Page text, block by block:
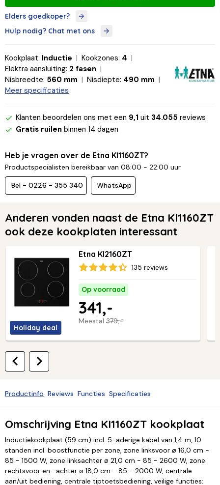
Elders goedkoper?
Hulp nodig? Chat met ons
Kookplaat: Inductie Kookzones: 4
Elektra aansluiting: 2 fasen
Nisbreedte: 560 mm Nisdiepte: 490 mm
Meer specificaties
Klanten beoordelen ons met een 9,1 uit 34.055 reviews
Gratis ruilen binnen 14 dagen
Heb je vragen over de Etna KI1160ZT?
Productspecialisten bereikbaar van 08:00 - 22:00 uur
Bel - 0226 - 355 340 WhatsApp
Anderen vonden naast de Etna KI1160ZT
ook deze kookplaten interessant
Holiday deal
Etna KI2160ZT
135 reviews
Op voorraad
Meestal 379,-
341,-
Productinfo Reviews Functies Specificaties
Omschrijving Etna KI1160ZT kookplaat
Inductiekookplaat (59 cm) incl. 5-aderige kabel van 1,4 m, 10
standen incl. boostfunctie per zone, zone linksvoor ø 16,0 cm -
85 - 1500 W, zone linksachter ø 21,0 cm - 85 - 2600 W, zone
rechtsvoor en -achter ø 18,0 cm - 85 - 2000 W, centrale
aan/uit bediening, centrale tiptoetsbediening, veilige functies: